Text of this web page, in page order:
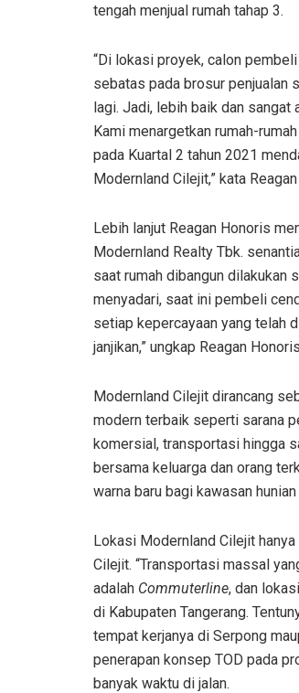
tengah menjual rumah tahap 3.
“Di lokasi proyek, calon
sebatas pada brosur penjualan
lagi. Jadi, lebih baik dan sangat
Kami menargetkan rumah-
pada Kuartal 2 tahun 2021
Modernland Cilejit,” kata
Lebih lanjut Reagan Honoris
Modernland Realty Tbk.
saat rumah dibangun dilakukan
menyadari, saat ini pembeli
setiap kepercayaan yang telah
janjikan,” ungkap Reagan
Modernland Cilejit dirancang
modern terbaik seperti sarana
komersial, transportasi hingga
bersama keluarga dan orang
warna baru bagi kawasan
Lokasi Modernland Cilejit
Cilejit. “Transportasi massal
adalah Commuterline, dan
di Kabupaten Tangerang.
tempat kerjanya di Serpong
penerapan konsep TOD pada
banyak waktu di jalan.